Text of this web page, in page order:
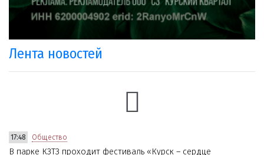
Лента новостей
17:48 Общество
В парке КЗТЗ проходит фестиваль «Курск – сердце